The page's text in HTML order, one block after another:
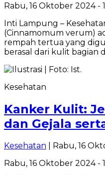
Rabu, 16 Oktober 2024 -
Inti Lampung –
(Cinnamomum verum)
rempah tertua yang
berasal dari kulit bagian
Kesehatan
Kanker Kulit:
dan Gejala
Kesehatan | Rabu, 16
Rabu, 16 Oktober 2024 -